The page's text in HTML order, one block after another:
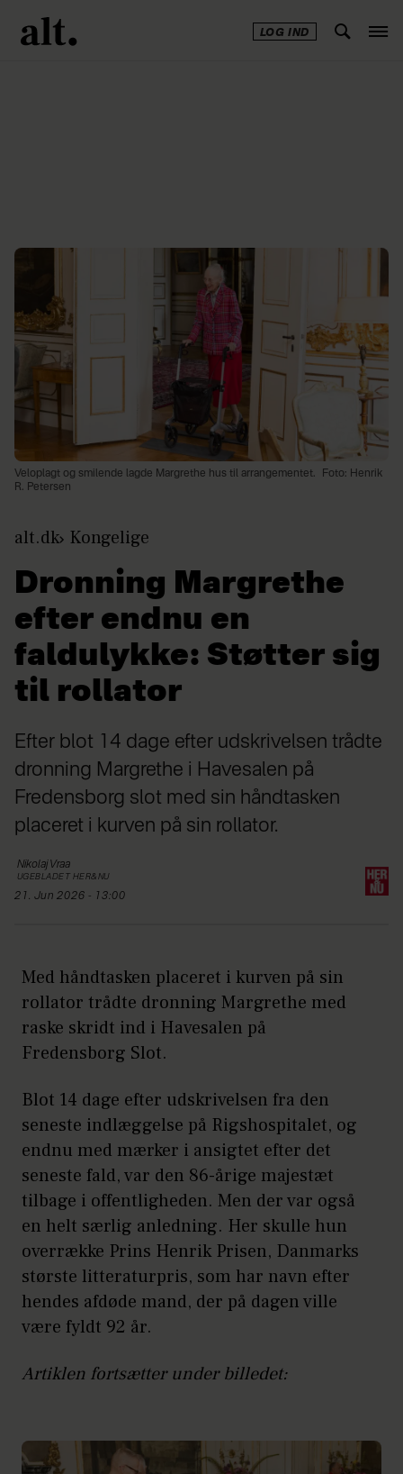
LOG IND
Veloplagt og smilende lagde Margrethe hus til arrangementet.
Foto: Henrik
R. Petersen
alt.dk Kongelige
Dronning Margrethe
efter endnu en
faldulykke: Støtter sig
til rollator
Efter blot 14 dage efter udskrivelsen trådte
dronning Margrethe i Havesalen på
Fredensborg slot med sin håndtasken
placeret i kurven på sin rollator.
Nikolaj Vraa
UGEBLADET HER&NU
21. Jun 2026 - 13:00
Med håndtasken placeret i kurven på sin
rollator trådte dronning Margrethe med
raske skridt ind i Havesalen på
Fredensborg Slot.
Blot 14 dage efter udskrivelsen fra den
seneste indlæggelse på Rigshospitalet, og
endnu med mærker i ansigtet efter det
seneste fald, var den 86-årige majestæt
tilbage i offentligheden. Men der var også
en helt særlig anledning. Her skulle hun
overrække Prins Henrik Prisen, Danmarks
største litteraturpris, som har navn efter
hendes afdøde mand, der på dagen ville
være fyldt 92 år.
Artiklen fortsætter under billedet: